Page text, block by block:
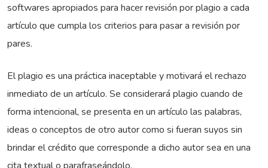
softwares apropiados para hacer revisión por plagio a cada
artículo que cumpla los criterios para pasar a revisión por
pares.
El plagio es una práctica inaceptable y motivará el rechazo
inmediato de un artículo. Se considerará plagio cuando de
forma intencional, se presenta en un artículo las palabras,
ideas o conceptos de otro autor como si fueran suyos sin
brindar el crédito que corresponde a dicho autor sea en una